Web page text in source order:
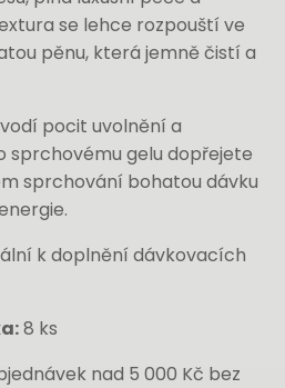
se lehce rozpouští ve
pěnu, která jemně čistí a
pocit uvolnění a
sprchovému gelu dopřejete
sprchování bohatou dávku
k doplnění dávkovacích
8 ks
nad 5 000 Kč bez